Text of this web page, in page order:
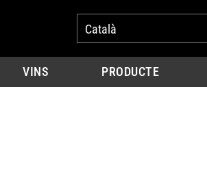
Català
VINS PRODUCTE